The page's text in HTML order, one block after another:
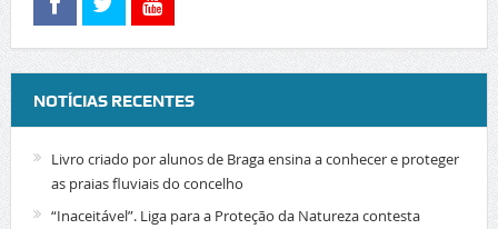
NOTÍCIAS RECENTES
Livro criado por alunos de Braga ensina a conhecer e proteger
as praias fluviais do concelho
“Inaceitável”. Liga para a Proteção da Natureza contesta